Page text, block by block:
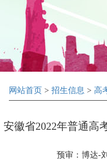
网站首页 > 招生信息 > 高
安徽省2022年普通
预审：博达-